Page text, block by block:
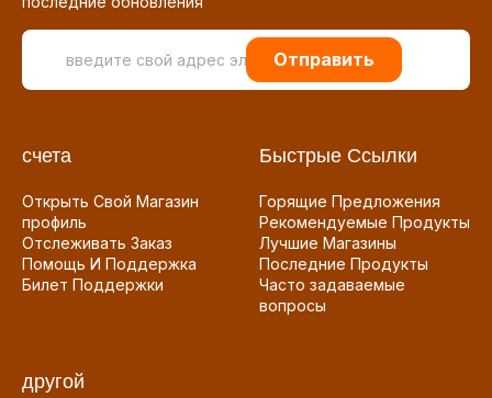
Отправить
счета
Открыть Свой Магазин
профиль
Отслеживать Заказ
Помощь И Поддержка
Билет Поддержки
Быстрые Ссылки
Горящие Предложения
Рекомендуемые Продукты
Лучшие Магазины
Последние Продукты
Часто задаваемые
вопросы
другой